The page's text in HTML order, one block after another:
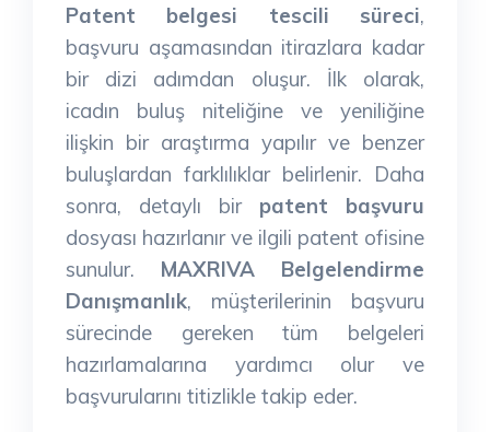
Patent belgesi tescili süreci,
başvuru aşamasından itirazlara kadar
bir dizi adımdan oluşur. İlk olarak,
icadın buluş niteliğine ve yeniliğine
ilişkin bir araştırma yapılır ve benzer
buluşlardan farklılıklar belirlenir. Daha
sonra, detaylı bir patent başvuru
dosyası hazırlanır ve ilgili patent ofisine
sunulur. MAXRIVA Belgelendirme
Danışmanlık, müşterilerinin başvuru
sürecinde gereken tüm belgeleri
hazırlamalarına yardımcı olur ve
başvurularını titizlikle takip eder.